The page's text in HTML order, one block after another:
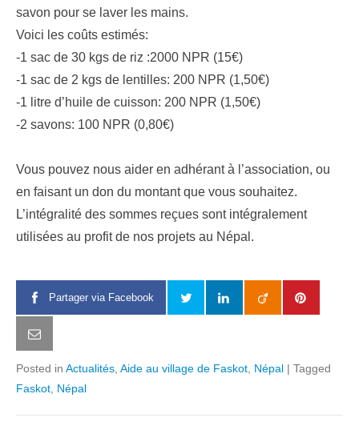
savon pour se laver les mains.
Voici les coûts estimés:
-1 sac de 30 kgs de riz :2000 NPR (15€)
-1 sac de 2 kgs de lentilles: 200 NPR (1,50€)
-1 litre d’huile de cuisson: 200 NPR (1,50€)
-2 savons: 100 NPR (0,80€)
Vous pouvez nous aider en adhérant à l’association, ou
en faisant un don du montant que vous souhaitez.
L’intégralité des sommes reçues sont intégralement
utilisées au profit de nos projets au Népal.
Partager via Facebook
Posted in Actualités Aide au village de Faskot Népal | Tagged
Faskot Népal